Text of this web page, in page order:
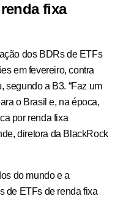
fixa
dos BDRs de ETFs
em fevereiro, contra
segundo a B3. “Faz um
o Brasil e, na época,
por renda fixa
diretora da BlackRock
do mundo e a
de ETFs de renda fixa